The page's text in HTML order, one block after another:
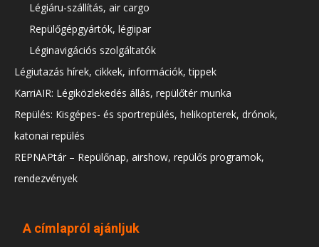
Légiáru-szállítás, air cargo
Repülőgépgyártók, légiipar
Léginavigációs szolgáltatók
Légiutazás hírek, cikkek, információk, tippek
KarriAIR: Légiközlekedés állás, repülőtér munka
Repülés: Kisgépes- és sportrepülés, helikopterek, drónok,
katonai repülés
REPNAPtár – Repülőnap, airshow, repülős programok,
rendezvények
A címlapról ajánljuk